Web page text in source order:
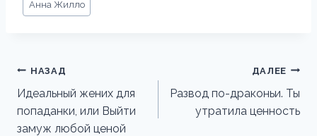
записи:
Анна Жилло
Навигация
по
записям
НАЗАД
Идеальный жених для
попаданки, или Выйти
замуж любой ценой
ДАЛЕЕ
Развод по-драконьи. Ты
утратила ценность